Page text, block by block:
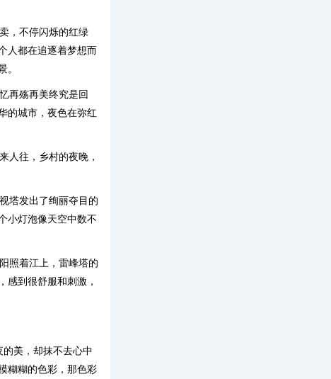
，不停闪烁的红绿
人都在追逐着梦想而
。
再殇再美终究是回
的城市，夜色在弥红
人往，乡村的夜晚，
塔发出了绚丽夺目的
小灯泡像天空中数不
照着江上，雷峰塔的
感到很舒服和刺激，
美，却抹不去心中
糊糊的色彩，那色彩